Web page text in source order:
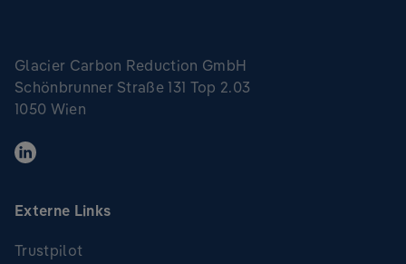
Glacier Carbon Reduction GmbH
Schönbrunner Straße 131 Top 2.03
1050 Wien
Externe Links
Trustpilot